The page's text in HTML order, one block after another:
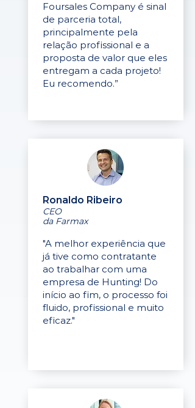
Foursales Company é sinal
de parceria total,
principalmente pela
relação profissional e a
proposta de valor que eles
entregam a cada projeto!
Eu recomendo.”
Ronaldo Ribeiro
CEO
da Farmax
"A melhor experiência que
já tive como contratante
ao trabalhar com uma
empresa de Hunting! Do
início ao fim, o processo foi
fluido, profissional e muito
eficaz."